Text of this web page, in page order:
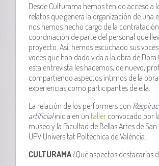
Desde Culturama hemos tenido acceso a
relatos que genera la organización de una
nos hemos hecho cargo de la
coordinación de parte del personal que
proyecto. Así, hemos escuchado sus
voces que han dado vida a la obra de Dora
esta entrevista les hacemos, de nuevo,
compartiendo aspectos íntimos de la
experiencias como participantes de ella.
La relación de los performers con
artificialinicia en un taller convocado por
museo y la Facultad de Bellas Artes de San
UPV Universitat Poltècnica de València.
CULTURAMA¿Qué aspectos destacarías